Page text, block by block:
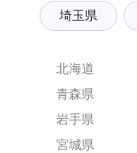
埼玉県
北海道
青森県
岩手県
宮城県